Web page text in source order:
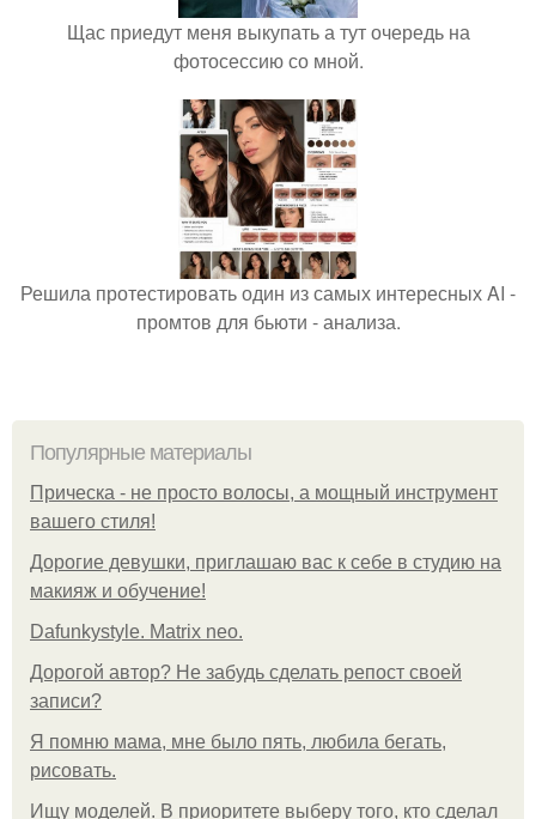
Щас приедут меня выкупать а тут очередь на
фотосессию со мной.
Решила протестировать один из самых интересных AI -
промтов для бьюти - анализа.
Популярные материалы
Прическа - не просто волосы, а мощный инструмент
вашего стиля!
Дорогие девушки, приглашаю вас к себе в студию на
макияж и обучение!
Dafunkystyle. Matrix neo.
Дорогой автор? Не забудь сделать репост своей
записи?
Я помню мама, мне было пять, любила бегать,
рисовать.
Ищу моделей. В приоритете выберу того, кто сделал